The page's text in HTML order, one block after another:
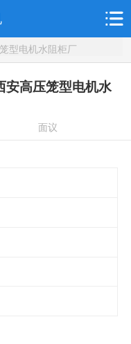
型电机水阻柜厂
安高压笼型电机水
面议